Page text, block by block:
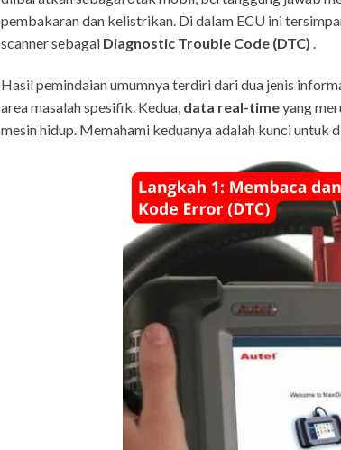
pembakaran dan kelistrikan. Di dalam ECU ini
scanner sebagai Diagnostic Trouble Code (DTC) .
Hasil pemindaian umumnya terdiri dari dua jenis
area masalah spesifik. Kedua, data real-timeyang
mesin hidup. Memahami keduanya adalah kunci untuk